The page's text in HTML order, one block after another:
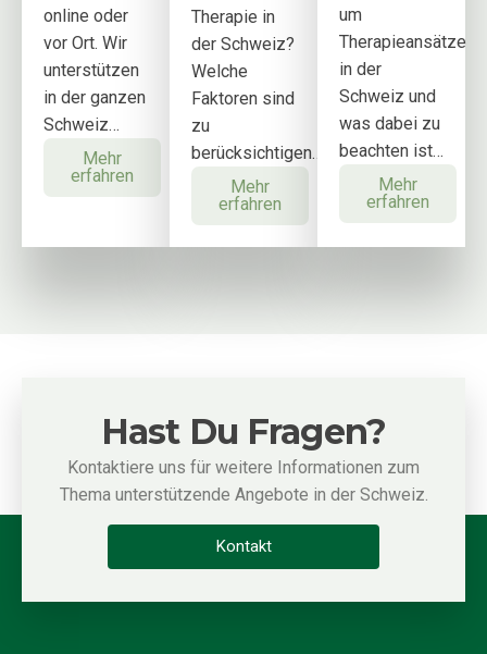
online oder
vor Ort. Wir
unterstützen
in der ganzen
Schweiz…
Mehr
erfahren
Therapie in
der Schweiz?
Welche
Faktoren sind
zu
berücksichtigen…
Mehr
erfahren
um
Therapieansätze
in der
Schweiz und
was dabei zu
beachten ist…
Mehr
erfahren
Hast Du Fragen?
Kontaktiere uns für weitere Informationen zum
Thema unterstützende Angebote in der Schweiz.
Kontakt